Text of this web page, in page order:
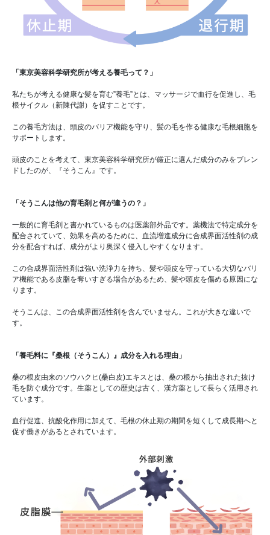
「東京美容科学研究所が考える養毛って？」
私たちが考える健康な髪を育む”養毛”とは、マッサージで血行を促進し、毛
根サイクル（新陳代謝）を促すことです。
この養毛方法は、頭皮のバリア機能を守り、髪の毛を作る健康な毛根細胞を
サポートします。
頭皮のことを考えて、東京美容科学研究所が厳正に選んだ成分のみをブレン
ドしたのが、『そうこん』です。
「そうこんは他の育毛剤と何が違うの？」
一般的に育毛剤と書かれているものは医薬部外品です。薬機法で特定成分を
配合されていて、効果を高めるために、血流増進成分に合成界面活性剤の成
分を配合すれば、成分がより奥深く侵入しやすくなります。
この合成界面活性剤は強い洗浄力を持ち、髪や頭皮を守っている大切なバリ
ア機能である皮脂を奪いすぎる場合があるため、髪や頭皮を傷める原因にな
ります。
そうこんは、この合成界面活性剤を含んでいません。これが大きな違いで
す。
「養毛料に『桑根（そうこん）』成分を入れる理由」
桑の根皮由来のソウハクヒ(桑白皮)エキスとは、桑の根から抽出された抜け
毛を防ぐ成分です。生薬としての歴史は古く、漢方薬として長らく活用され
ています。
血行促進、抗酸化作用に加えて、毛根の休止期の期間を短くして成長期へと
促す働きがあるとされています。